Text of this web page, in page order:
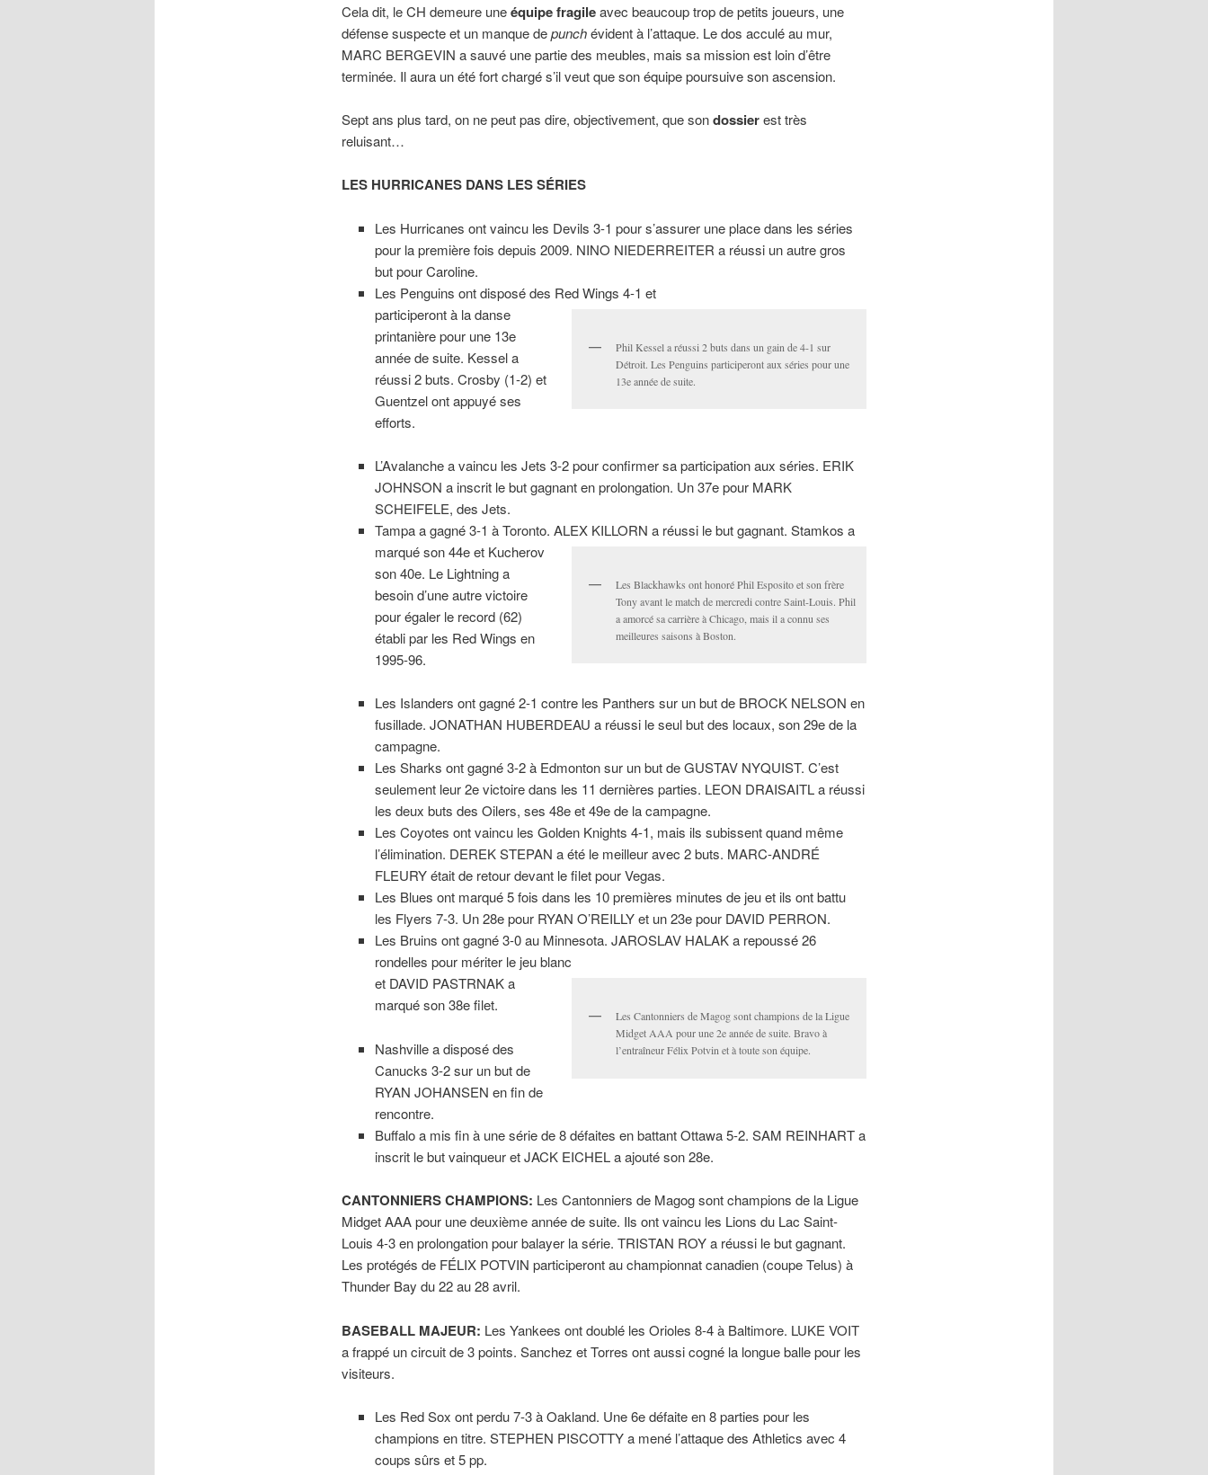
Cela dit, le CH demeure uneéquipe fragileavec beaucoup trop de petits joueurs, une
défense suspecte et un manque depunchévident à l’attaque. Le dos acculé au mur,
MARC BERGEVIN a sauvé une partie des meubles, mais sa mission est loin d’être
terminée. Il aura un été fort chargé s’il veut que son équipe poursuive son ascension.
Sept ans plus tard, on ne peut pas dire, objectivement, que sondossierest très
reluisant…
LES HURRICANES DANS LES SÉRIES
Les Hurricanes ont vaincu les Devils 3-1 pour s’assurer une place dans les séries
pour la première fois depuis 2009. NINO NIEDERREITER a réussi un autre gros
but pour Caroline.
Les Penguins ont disposé des Red Wings 4-1 et
Phil Kessel a réussi 2 buts dans un gain de 4-1 sur
Détroit. Les Penguins participeront aux séries pour une
13e année de suite.
participeront à la danse
printanière pour une 13e
année de suite. Kessel a
réussi 2 buts. Crosby (1-2) et
Guentzel ont appuyé ses
efforts.
L’Avalanche a vaincu les Jets 3-2 pour confirmer sa participation aux séries. ERIK
JOHNSON a inscrit le but gagnant en prolongation. Un 37e pour MARK
SCHEIFELE, des Jets.
Tampa a gagné 3-1 à Toronto. ALEX KILLORN a réussi le but gagnant. Stamkos a
marqué son 44e et Kucherov
Les Blackhawks ont honoré Phil Esposito et son frère
Tony avant le match de mercredi contre Saint-Louis. Phil
a amorcé sa carrière à Chicago, mais il a connu ses
meilleures saisons à Boston.
son 40e. Le Lightning a
besoin d’une autre victoire
pour égaler le record (62)
établi par les Red Wings en
1995-96.
Les Islanders ont gagné 2-1 contre les Panthers sur un but de BROCK NELSON en
fusillade. JONATHAN HUBERDEAU a réussi le seul but des locaux, son 29e de la
campagne.
Les Sharks ont gagné 3-2 à Edmonton sur un but de GUSTAV NYQUIST. C’est
seulement leur 2e victoire dans les 11 dernières parties. LEON DRAISAITL a réussi
les deux buts des Oilers, ses 48e et 49e de la campagne.
Les Coyotes ont vaincu les Golden Knights 4-1, mais ils subissent quand même
l’élimination. DEREK STEPAN a été le meilleur avec 2 buts. MARC-ANDRÉ
FLEURY était de retour devant le filet pour Vegas.
Les Blues ont marqué 5 fois dans les 10 premières minutes de jeu et ils ont battu
les Flyers 7-3. Un 28e pour RYAN O’REILLY et un 23e pour DAVID PERRON.
Les Bruins ont gagné 3-0 au Minnesota. JAROSLAV HALAK a repoussé 26
rondelles pour mériter le jeu blanc
Les Cantonniers de Magog sont champions de la Ligue
Midget AAA pour une 2e année de suite. Bravo à
l’entraîneur Félix Potvin et à toute son équipe.
et DAVID PASTRNAK a
marqué son 38e filet.
Nashville a disposé des
Canucks 3-2 sur un but de
RYAN JOHANSEN en fin de
rencontre.
Buffalo a mis fin à une série de 8 défaites en battant Ottawa 5-2. SAM REINHART a
inscrit le but vainqueur et JACK EICHEL a ajouté son 28e.
CANTONNIERS CHAMPIONS: Les Cantonniers de Magog sont champions de la Ligue
Midget AAA pour une deuxième année de suite. Ils ont vaincu les Lions du Lac Saint-
Louis 4-3 en prolongation pour balayer la série. TRISTAN ROY a réussi le but gagnant.
Les protégés de FÉLIX POTVIN participeront au championnat canadien (coupe Telus) à
Thunder Bay du 22 au 28 avril.
BASEBALL MAJEUR: Les Yankees ont doublé les Orioles 8-4 à Baltimore. LUKE VOIT
a frappé un circuit de 3 points. Sanchez et Torres ont aussi cogné la longue balle pour les
visiteurs.
Les Red Sox ont perdu 7-3 à Oakland. Une 6e défaite en 8 parties pour les
champions en titre. STEPHEN PISCOTTY a mené l’attaque des Athletics avec 4
coups sûrs et 5 pp.